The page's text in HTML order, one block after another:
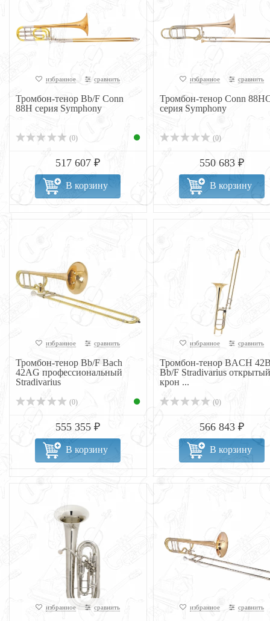
избранное сравнить
Тромбон-тенор Bb/F Conn
88H серия Symphony
(0)
517 607 ₽
В корзину
избранное сравнить
Тромбон-тенор Conn
серия Symphony
(0)
550 683 ₽
В корзину
избранное сравнить
Тромбон-тенор Bb/F Bach
42AG профессиональный
Stradivarius
(0)
555 355 ₽
В корзину
избранное сравнить
Тромбон-тенор BACH
Bb/F Stradivarius открытый
крон ...
(0)
566 843 ₽
В корзину
избранное сравнить избранное сравнить